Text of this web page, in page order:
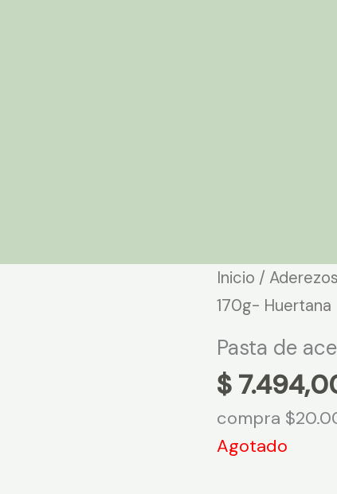
Inicio /
170g- Huertana
Pasta de
$
compra
Agotado